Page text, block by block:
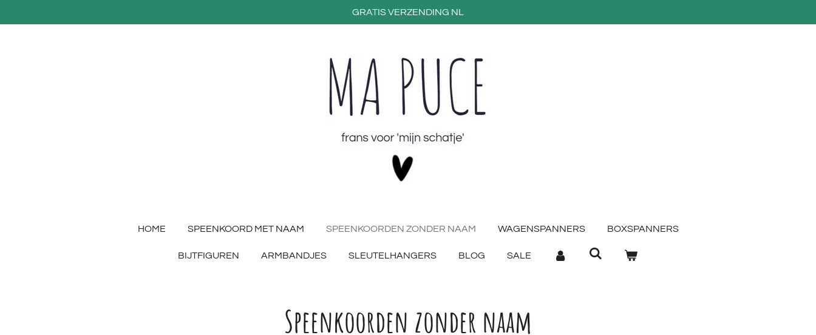
direct
GRATIS VERZENDING NL
HOME SPEENKOORD MET NAAM SPEENKOORDEN ZONDER NAAM WAGENSPANNERS BOXSPANNERS
BIJTFIGUREN ARMBANDJES SLEUTELHANGERS BLOG SALE
Speenkoorden zonder naam